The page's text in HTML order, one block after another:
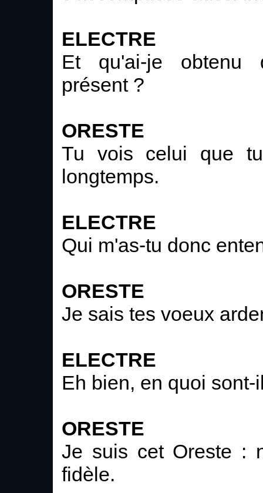
ELECTRE
Et qu'ai-je obtenu
présent ?
ORESTE
Tu vois celui que
longtemps.
ELECTRE
Qui m'as-tu donc
ORESTE
Je sais tes voeux
ELECTRE
Eh bien, en quoi sont-
ORESTE
Je suis cet Oreste :
fidèle.